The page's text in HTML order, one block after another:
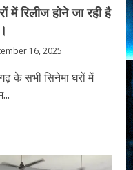
में रिलीज होने जा रही है
16, 2025
के सभी सिनेमा घरों में